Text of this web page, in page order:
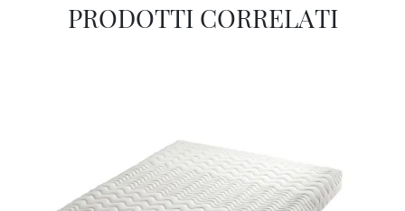
PRODOTTI CORRELATI